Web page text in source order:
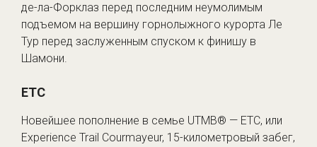
де-ла-Форклаз перед последним неумолимым
подъемом на вершину горнолыжного курорта Ле
Тур перед заслуженным спуском к финишу в
Шамони.
ETC
Новейшее пополнение в семье UTMB® — ETC, или
Experience Trail Courmayeur, 15-километровый забег,